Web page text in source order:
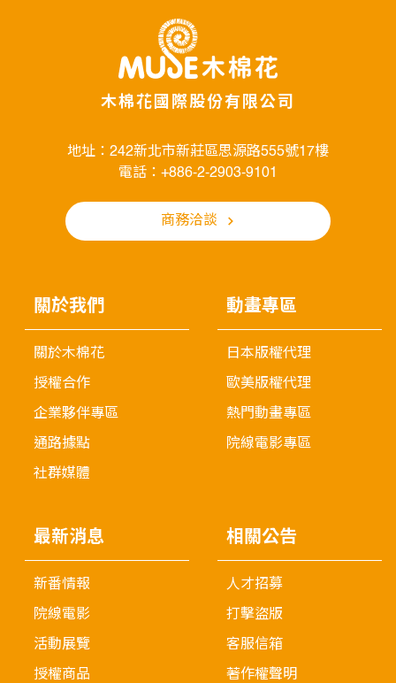
木棉花國際股份有限公司
地址：242新北市新莊區思源路555號17樓
電話：+886-2-2903-9101
商務洽談
關於我們
關於木棉花
授權合作
企業夥伴專區
通路據點
社群媒體
動畫專區
日本版權代理
歐美版權代理
熱門動畫專區
院線電影專區
最新消息
新番情報
院線電影
活動展覽
授權商品
相關公告
人才招募
打擊盜版
客服信箱
著作權聲明